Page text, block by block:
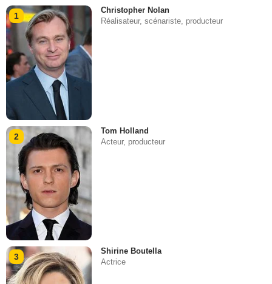
1
Christopher Nolan
Réalisateur, scénariste, producteur
2
Tom Holland
Acteur, producteur
3
Shirine Boutella
Actrice